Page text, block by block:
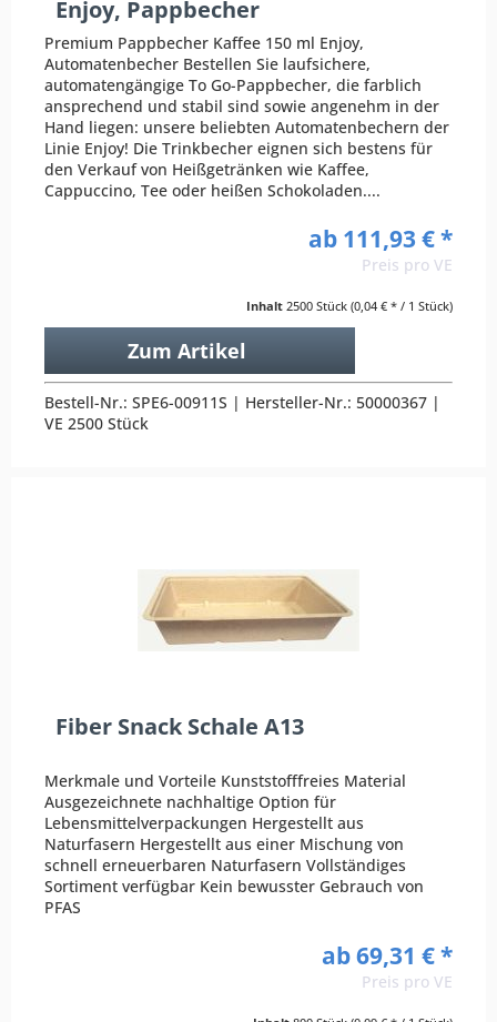
Enjoy, Pappbecher
Premium Pappbecher Kaffee 150 ml Enjoy,
Automatenbecher Bestellen Sie laufsichere,
automatengängige To Go-Pappbecher, die farblich
ansprechend und stabil sind sowie angenehm in der
Hand liegen: unsere beliebten Automatenbechern der
Linie Enjoy! Die Trinkbecher eignen sich bestens für
den Verkauf von Heißgetränken wie Kaffee,
Cappuccino, Tee oder heißen Schokoladen....
ab 111,93 € *
Preis pro VE
Inhalt 2500 Stück (0,04 € * / 1 Stück)
Zum Artikel
Bestell-Nr.: SPE6-00911S | Hersteller-Nr.: 50000367 |
VE 2500 Stück
Fiber Snack Schale A13
Merkmale und Vorteile Kunststofffreies Material
Ausgezeichnete nachhaltige Option für
Lebensmittelverpackungen Hergestellt aus
Naturfasern Hergestellt aus einer Mischung von
schnell erneuerbaren Naturfasern Vollständiges
Sortiment verfügbar Kein bewusster Gebrauch von
PFAS
ab 69,31 € *
Preis pro VE